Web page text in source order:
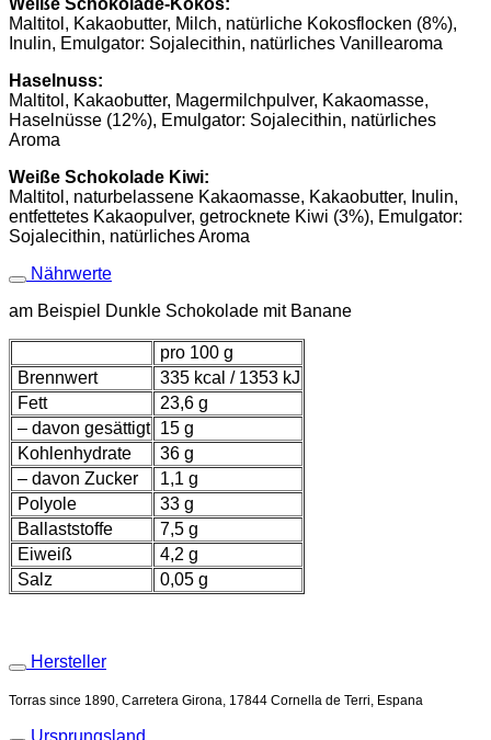
Maltitol, Kakaobutter, Milch, natürliche Kokosflocken (8%),
Inulin, Emulgator: Sojalecithin, natürliches Vanillearoma
Haselnuss:
Maltitol, Kakaobutter, Magermilchpulver, Kakaomasse,
Haselnüsse (12%), Emulgator: Sojalecithin, natürliches
Aroma
Weiße Schokolade Kiwi:
Maltitol, naturbelassene Kakaomasse, Kakaobutter, Inulin,
entfettetes Kakaopulver, getrocknete Kiwi (3%), Emulgator:
Sojalecithin, natürliches Aroma
Nährwerte
am Beispiel Dunkle Schokolade mit Banane
pro 100 g
Brennwert
335 kcal / 1353 kJ
Fett
23,6 g
– davon gesättigt 15 g
Kohlenhydrate
36 g
– davon Zucker
1,1 g
Polyole
33 g
Ballaststoffe
7,5 g
Eiweiß
4,2 g
Salz
0,05 g
Hersteller
Torras since 1890, Carretera Girona, 17844 Cornella de Terri, Espana
Ursprungsland